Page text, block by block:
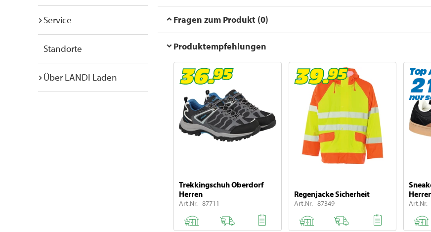
Service
Standorte
Über LANDI Laden
Fragen zum Produkt (0)
Produktempfehlungen
Trekkingschuh Oberdorf
Herren
Art.Nr. 87711
Regenjacke Sicherheit
Art.Nr. 87349
Top
nur
Art.Nr.